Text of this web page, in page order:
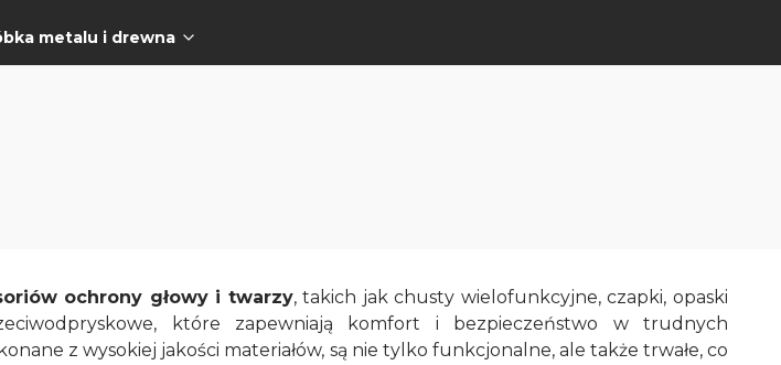
metalu i drewna
ochrony głowy i twarzy, takich jak chusty wielofunkcyjne, czapki, opaski
które zapewniają komfort i bezpieczeństwo w trudnych
z wysokiej jakości materiałów, są nie tylko funkcjonalne, ale także trwałe, co